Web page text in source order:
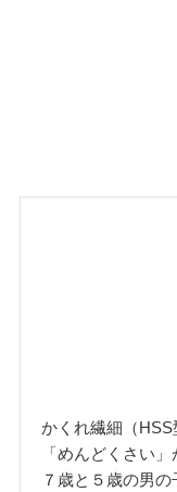
かくれ繊細（HSS
「めんどくさい
７歳と５歳の男の